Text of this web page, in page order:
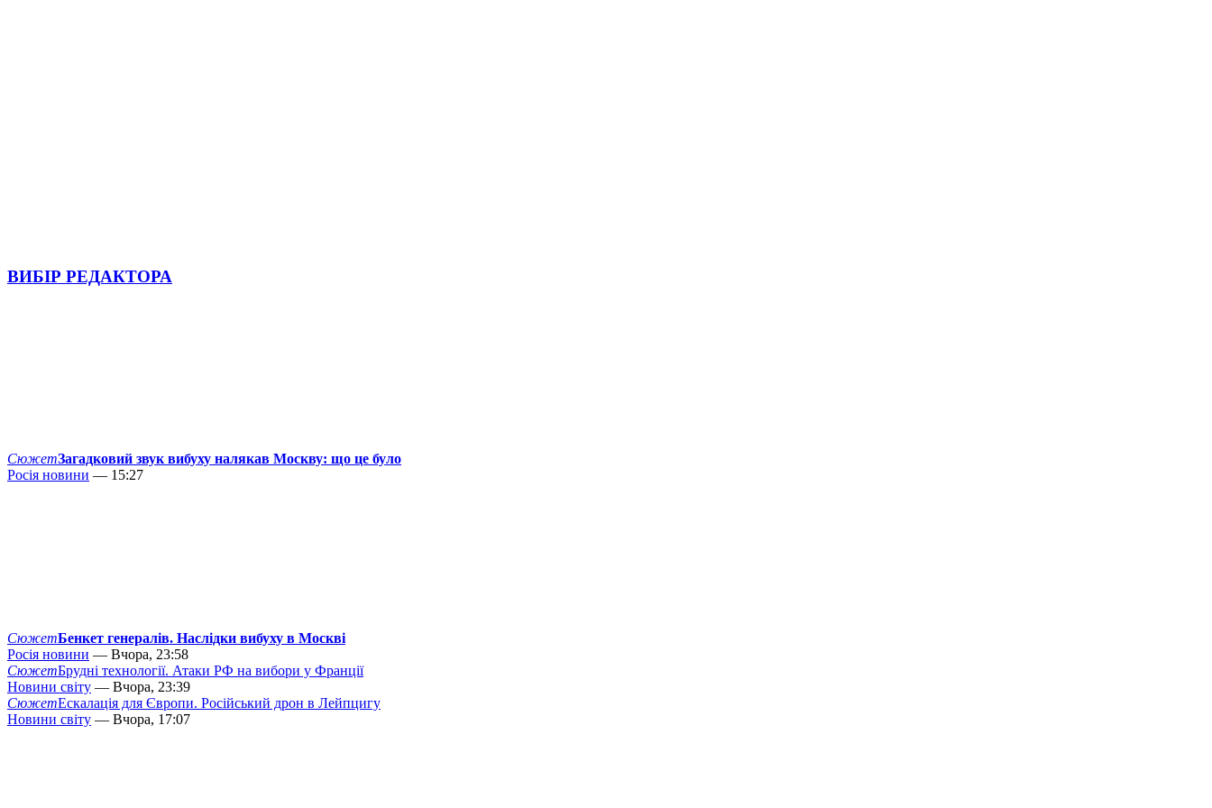
ВИБІР РЕДАКТОРА
СюжетЗагадковий звук вибуху налякав Москву: що це було
Росія новини — 15:27
СюжетБенкет генералів. Наслідки вибуху в Москві
Росія новини — Вчора, 23:58
СюжетБрудні технології. Атаки РФ на вибори у Франції
Новини світу — Вчора, 23:39
СюжетЕскалація для Європи. Російський дрон в Лейпцигу
Новини світу — Вчора, 17:07